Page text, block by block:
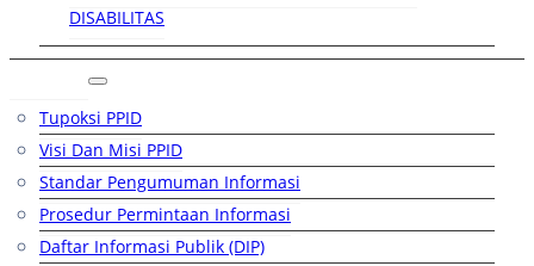
DISABILITAS
Tupoksi PPID
Visi Dan Misi PPID
Standar Pengumuman Informasi
Prosedur Permintaan Informasi
Daftar Informasi Publik (DIP)